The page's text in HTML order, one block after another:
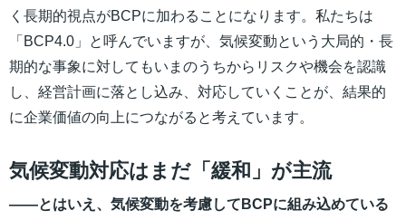
く長期的視点がBCPに加わることになります。私たちは
「BCP4.0」と呼んでいますが、気候変動という大局的・長
期的な事象に対してもいまのうちからリスクや機会を認識
し、経営計画に落とし込み、対応していくことが、結果的
に企業価値の向上につながると考えています。
気候変動対応はまだ「緩和」が主流
――とはいえ、気候変動を考慮してBCPに組み込めている